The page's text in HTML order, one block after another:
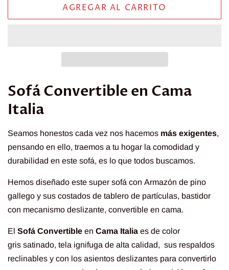
AGREGAR AL CARRITO
Sofá Convertible en Cama
Italia
Seamos honestos cada vez nos hacemos más exigentes,
pensando en ello, traemos a tu hogar la comodidad y
durabilidad en este sofá, es lo que todos buscamos.
Hemos diseñado este super sofá con Armazón de pino
gallego y sus costados de tablero de partículas, bastidor
con mecanismo deslizante, convertible en cama.
El Sofá Convertible en Cama Italia es de color
gris satinado, tela ignifuga de alta calidad, sus respaldos
reclinables y con los asientos deslizantes para convertirlo